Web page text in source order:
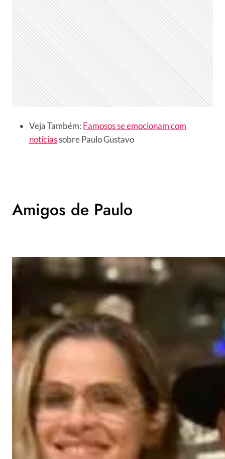
Veja Também: Famosos se emocionam com
notíciassobre Paulo Gustavo
Amigos de Paulo